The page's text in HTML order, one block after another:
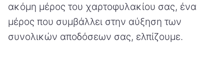
ακόμη μέρος του χαρτοφυλακίου σας, ένα
μέρος που συμβάλλει στην αύξηση των
συνολικών αποδόσεων σας, ελπίζουμε.